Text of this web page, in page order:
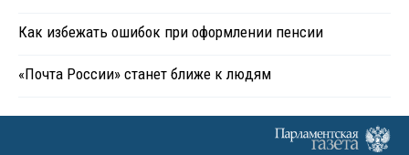
Как избежать ошибок при оформлении пенсии
«Почта России» станет ближе к людям